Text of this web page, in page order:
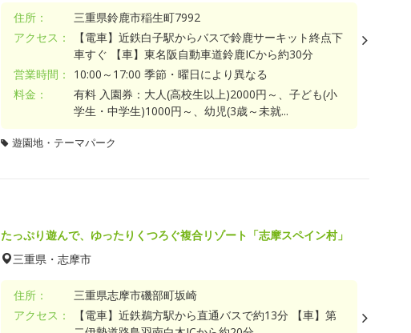
住所：
三重県鈴鹿市稲生町7992
アクセス：
【電車】近鉄白子駅からバスで鈴鹿サーキット終点下
車すぐ 【車】東名阪自動車道鈴鹿ICから約30分
営業時間：
10:00～17:00 季節・曜日により異なる
料金：
有料 入園券：大人(高校生以上)2000円～、子ども(小
学生・中学生)1000円～、幼児(3歳～未就...
遊園地・テーマパーク
たっぷり遊んで、ゆったりくつろぐ複合リゾート「志摩スペイン村」
三重県・志摩市
住所：
三重県志摩市磯部町坂崎
アクセス：
【電車】近鉄鵜方駅から直通バスで約13分 【車】第